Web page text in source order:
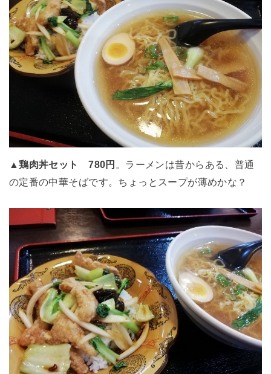
▲鶏肉丼セット 780円 。ラーメンは昔からある、普通
の定番の中華そばです。ちょっとスープが薄めかな？